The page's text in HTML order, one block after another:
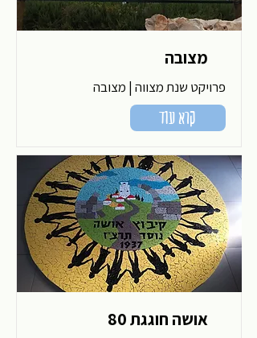
מצובה
פרויקט שנת מצווה | מצובה
קרא עוד
אושה חוגגת 80